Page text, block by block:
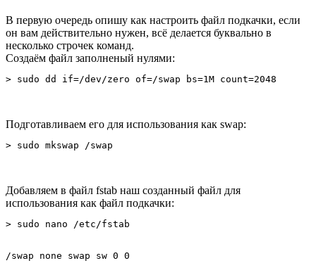
В первую очередь опишу как настроить файл подкачки, если
он вам действительно нужен, всё делается буквально в
несколько строчек команд.
Создаём файл заполненый нулями:
> sudo dd if=/dev/zero of=/swap bs=1M count=2048
Подготавливаем его для использования как swap:
> sudo mkswap /swap
Добавляем в файл fstab наш созданный файл для
использования как файл подкачки:
> sudo nano /etc/fstab
/swap none swap sw 0 0